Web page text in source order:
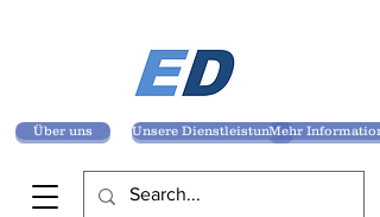
Unsere Dienstleistungen
Mehr
Über uns